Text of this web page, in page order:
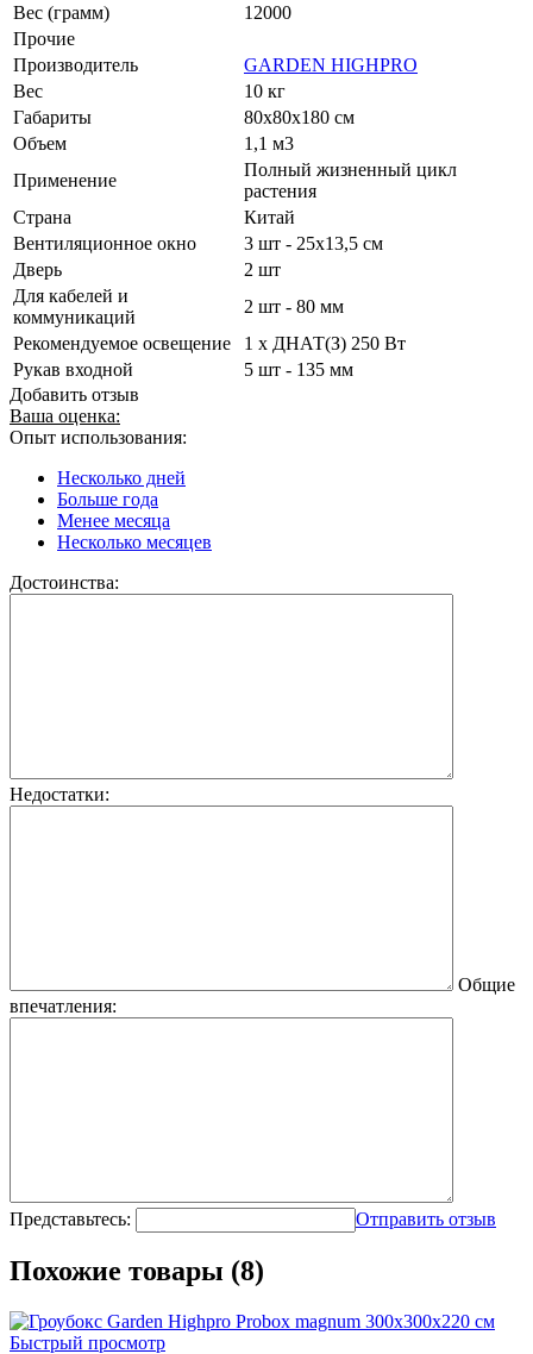
Вес (грамм)
12000
Прочие
Производитель
GARDEN HIGHPRO
Вес
10 кг
Габариты
80х80х180 см
Объем
1,1 м3
Применение
Полный жизненный цикл
растения
Страна
Китай
Вентиляционное окно
3 шт - 25х13,5 см
Дверь
2 шт
Для кабелей и
коммуникаций
2 шт - 80 мм
Рекомендуемое освещение
1 х ДНАТ(З) 250 Вт
Рукав входной
5 шт - 135 мм
Добавить отзыв
Ваша оценка:
Опыт использования:
Несколько дней
Больше года
Менее месяца
Несколько месяцев
Достоинства:
Недостатки:
Общие
впечатления:
Представьтесь: Отправить отзыв
Похожие товары (8)
Быстрый просмотр